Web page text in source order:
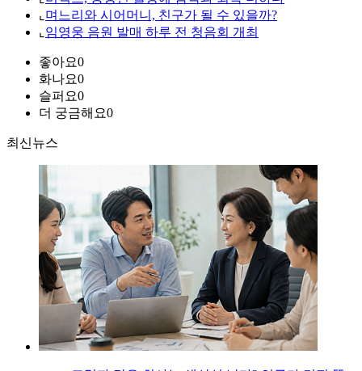
⌞ 며느리와 시어머니, 친구가 될 수 있을까?
⌞ 임영웅 음원 발매 하루 전 청음회 개최
좋아요0
화나요0
슬퍼요0
더 궁금해요0
최신뉴스